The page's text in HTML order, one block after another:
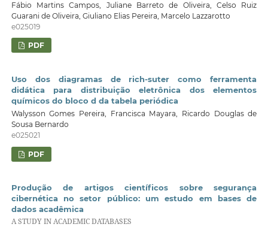
Fábio Martins Campos, Juliane Barreto de Oliveira, Celso Ruiz
Guarani de Oliveira, Giuliano Elias Pereira, Marcelo Lazzarotto
e025019
PDF
Uso dos diagramas de rich-suter como ferramenta
didática para distribuição eletrônica dos elementos
químicos do bloco d da tabela periódica
Walysson Gomes Pereira, Francisca Mayara, Ricardo Douglas de
Sousa Bernardo
e025021
PDF
Produção de artigos científicos sobre segurança
cibernética no setor público: um estudo em bases de
dados acadêmica
A STUDY IN ACADEMIC DATABASES